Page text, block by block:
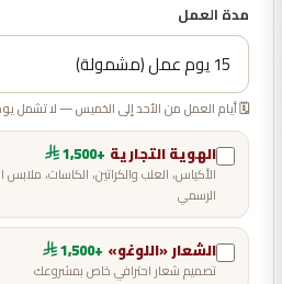
مدة العمل
🗓️ أيام العمل من الأحد إلى الخميس — لا تشمل
الهوية التجارية +1,500
الأكياس، العلب والكراتين، الكاسات،
الرسمي
الشعار «اللوغو» +1,500
تصميم شعار احترافي خاص بمشروعك